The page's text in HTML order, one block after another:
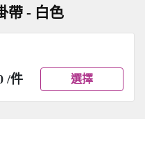
帶 - 白色
/件
選擇